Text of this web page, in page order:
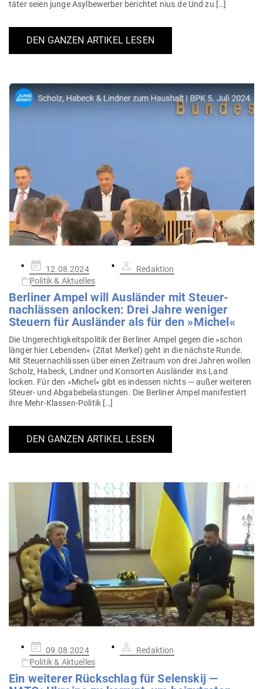
täter seien junge Asyl­be­werber berichtet nius.de Und zu […]
DEN GANZEN ARTIKEL LESEN
Gepostet
am
12.08.2024
Redaktion
Politik & Aktuelles
Ber­liner Ampel will Aus­länder mit Steu­er­
nach­lässen anlocken: Drei Jahre weniger
Steuern für Aus­länder als für den »Michel«
Die Unge­rech­tig­keits­po­litik der Ber­liner Ampel gegen die »schon
länger hier Lebenden« (Zitat Merkel) geht in die nächste Runde.
Mit Steu­er­nach­lässen über einen Zeitraum von drei Jahren wollen
Scholz, Habeck, Lindner und Kon­sorten Aus­länder ins Land
locken. Für den »Michel« gibt es indessen nichts — außer wei­teren
Steuer- und Abga­be­be­las­tungen. Die Ber­liner Ampel mani­fes­tiert
ihre Mehr-Klassen-Politik […]
DEN GANZEN ARTIKEL LESEN
Gepostet
am
09.08.2024
Redaktion
Politik & Aktuelles
Ein wei­terer Rück­schlag für Selenskij —